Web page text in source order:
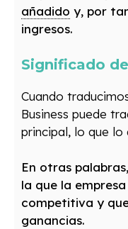
añadido y, por
ingresos.
Significado
Cuando
Business puede
principal, lo que lo
En otras
la que la
competitiva y
ganancias.